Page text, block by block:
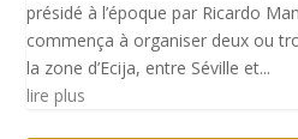
présidé à l’époque par Ricardo
commença à organiser deux ou
la zone d’Ecija, entre Séville et...
lire plus